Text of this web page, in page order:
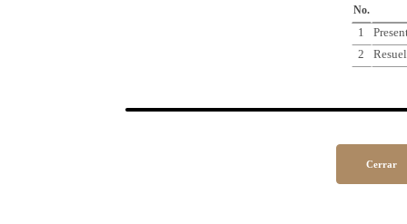
No.
1
2
Cerrar